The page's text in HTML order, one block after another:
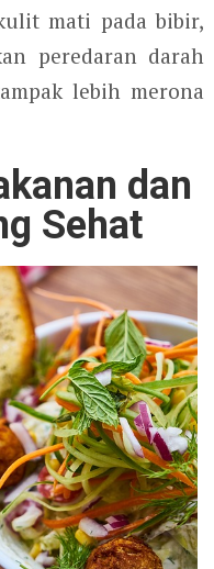
mati pada bibir,
peredaran darah
lebih merona
dan
Sehat